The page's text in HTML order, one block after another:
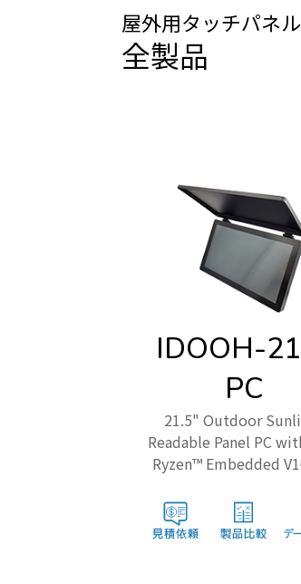
屋外用タッチパネ
全製品
IDOOH-
PC
21.5" Outdoor
Readable Panel PC
Ryzen™ Embedded